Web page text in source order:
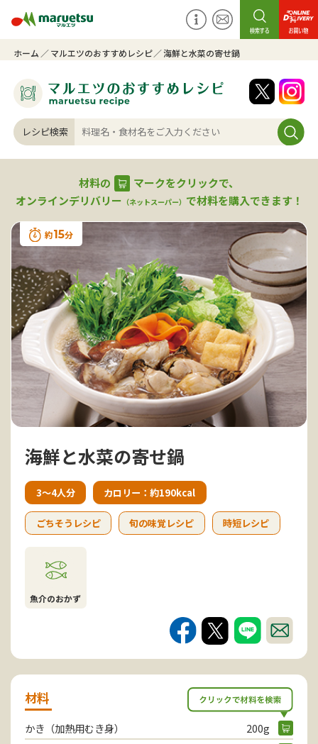
ホーム マルエツのおすすめレシピ 海鮮と水菜の寄せ鍋
レシピ検索
材料の
マークをクリックで、
オンラインデリバリー （ネットスーパー） で材料を購入できます！
約15分
海鮮と水菜の寄せ鍋
3〜4人分 カロリー：約190kcal
ごちそうレシピ 旬の味覚レシピ 時短レシピ
魚介のおかず
材料
かき（加熱用むき身）
200g